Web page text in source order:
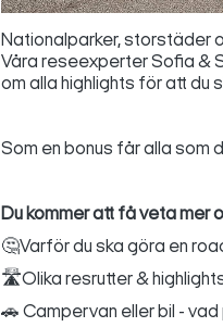
Nationalparker, storstäder
Våra reseexperter Sofia &
om alla highlights för att du
Som en bonus får alla som
Du kommer att få veta mer
🤔Varför du ska göra en
🛣️Olika resrutter &
🚗 Campervan eller bil -